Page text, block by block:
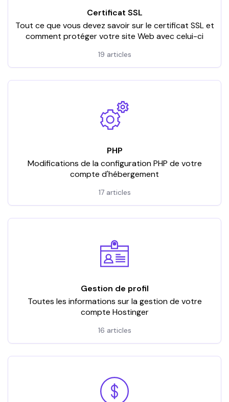
Certificat SSL
Tout ce que vous devez savoir sur le certificat SSL et
comment protéger votre site Web avec celui-ci
19 articles
PHP
Modifications de la configuration PHP de votre
compte d'hébergement
17 articles
Gestion de profil
Toutes les informations sur la gestion de votre
compte Hostinger
16 articles